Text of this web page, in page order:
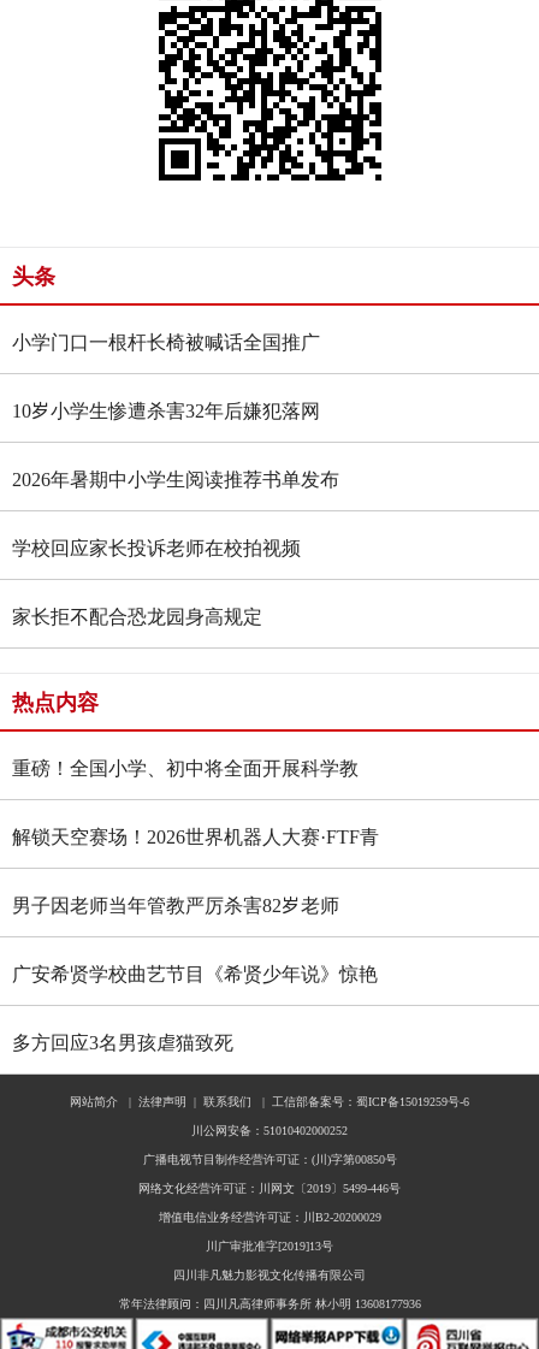
头条
小学门口一根杆长椅被喊话全国推广
10岁小学生惨遭杀害32年后嫌犯落网
2026年暑期中小学生阅读推荐书单发布
学校回应家长投诉老师在校拍视频
家长拒不配合恐龙园身高规定
热点内容
重磅！全国小学、初中将全面开展科学教
育“做中学”领航行动
解锁天空赛场！2026世界机器人大赛·FTF青
少年无人机大赛四川选拔赛燃情启幕
男子因老师当年管教严厉杀害82岁老师
广安希贤学校曲艺节目《希贤少年说》惊艳
全国舞台 斩获国家级殊荣
多方回应3名男孩虐猫致死
网站简介 | 法律声明 | 联系我们 | 工信部备案号：蜀ICP备15019259号-6
川公网安备：51010402000252
广播电视节目制作经营许可证：(川)字第00850号
网络文化经营许可证：川网文〔2019〕5499-446号
增值电信业务经营许可证：川B2-20200029
川广审批准字[2019]13号
四川非凡魅力影视文化传播有限公司
常年法律顾问：四川凡高律师事务所 林小明 13608177936